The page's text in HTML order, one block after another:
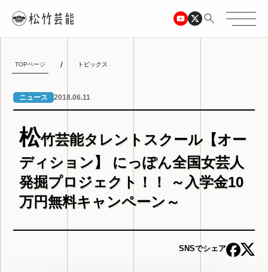
TOPページ トピックス
ニュース 2018.06.11
松竹芸能タレントスクール【オー
ディション】 にっぽん全国女芸人
発掘プロジェクト！！ ～入学金10
万円無料キャンペーン～
SNSでシェア